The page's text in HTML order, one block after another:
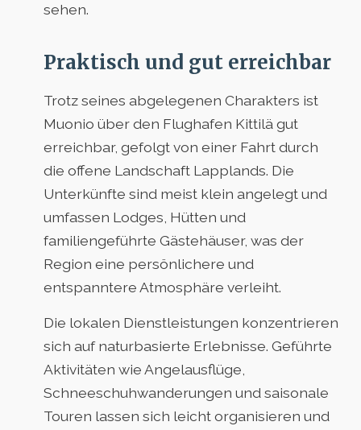
sehen.
Praktisch und gut erreichbar
Trotz seines abgelegenen Charakters ist
Muonio über den Flughafen Kittilä gut
erreichbar, gefolgt von einer Fahrt durch
die offene Landschaft Lapplands. Die
Unterkünfte sind meist klein angelegt und
umfassen Lodges, Hütten und
familiengeführte Gästehäuser, was der
Region eine persönlichere und
entspanntere Atmosphäre verleiht.
Die lokalen Dienstleistungen konzentrieren
sich auf naturbasierte Erlebnisse. Geführte
Aktivitäten wie Angelausflüge,
Schneeschuhwanderungen und saisonale
Touren lassen sich leicht organisieren und